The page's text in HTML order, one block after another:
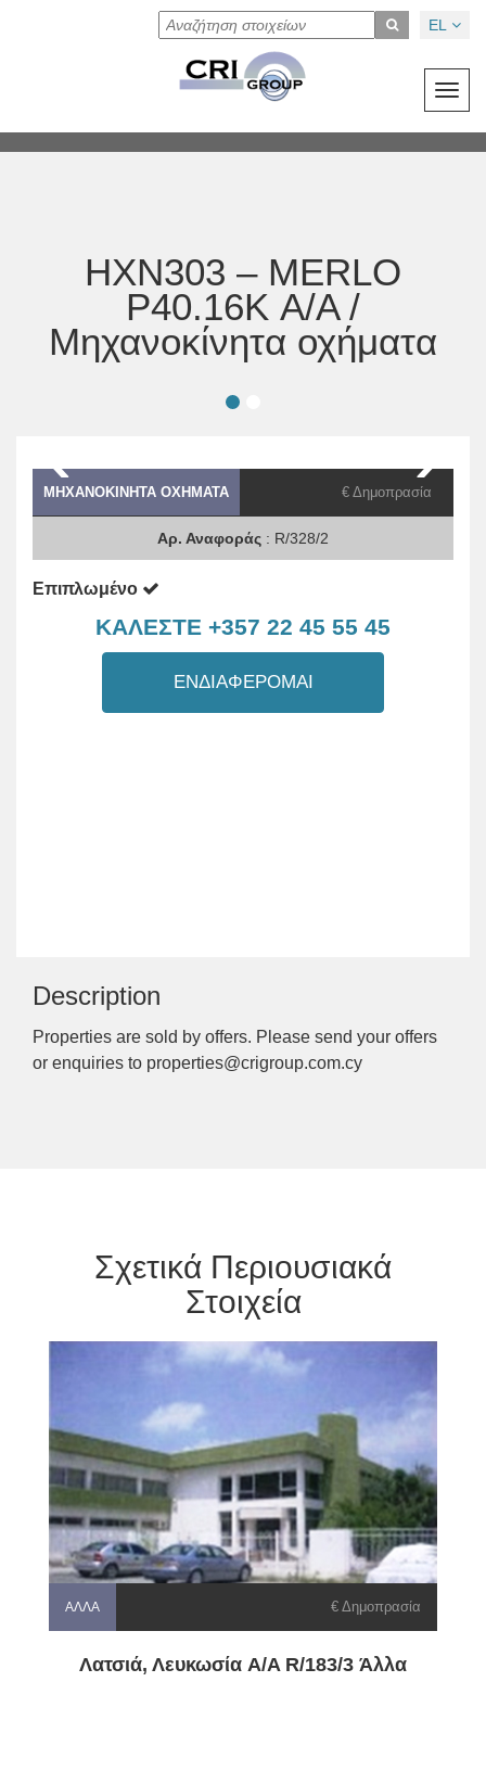
EL
HXN303 – MERLO
P40.16K Α/Α /
Μηχανοκίνητα οχήματα
‹ ›
ΜΗΧΑΝΟΚΊΝΗΤΑ ΟΧΉΜΑΤΑ € Δημοπρασία
Αρ. Αναφοράς : R/328/2
Επιπλωμένο
ΚΑΛΕΣΤΕ +357 22 45 55 45
ΕΝΔΙΑΦΕΡΟΜΑΙ
Description
Properties are sold by offers. Please send your offers
or enquiries to properties@crigroup.com.cy
Σχετικά Περιουσιακά
Στοιχεία
ΆΛΛΑ € Δημοπρασία
Λατσιά, Λευκωσία A/A R/183/3 Άλλα